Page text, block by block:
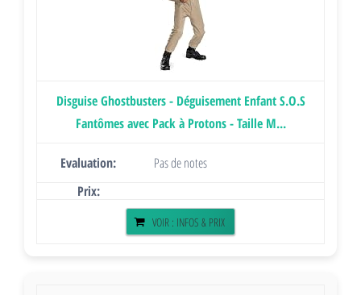
Disguise Ghostbusters - Déguisement Enfant S.O.S
Fantômes avec Pack à Protons - Taille M...
Pas de notes
VOIR : INFOS & PRIX